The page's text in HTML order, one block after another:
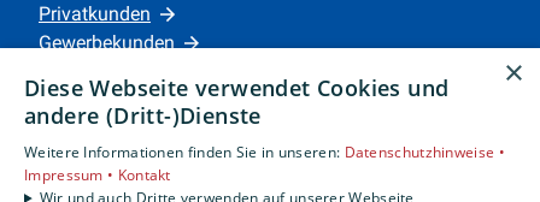
Privatkunden
Gewerbekunden
Unternehmen
Standorte
Siegen
×
Diese Webseite verwendet Cookies und
andere (Dritt-)Dienste
Weitere Informationen finden Sie in unseren: Datenschutzhinweise •
Impressum • Kontakt
Wir und auch Dritte verwenden auf unserer Webseite